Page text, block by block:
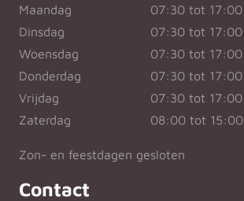
Maandag
07:30 tot 17:00
Dinsdag
07:30 tot 17:00
Woensdag
07:30 tot 17:00
Donderdag
07:30 tot 17:00
Vrijdag
07:30 tot 17:00
Zaterdag
08:00 tot 15:00
Zon- en feestdagen gesloten
Contact